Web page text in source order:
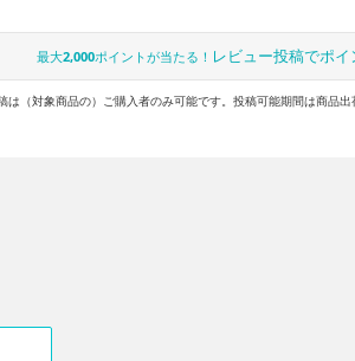
最大2,000ポイントが当たる！ レビュー投稿でポイ
は（対象商品の）ご購入者のみ可能です。投稿可能期間は商品